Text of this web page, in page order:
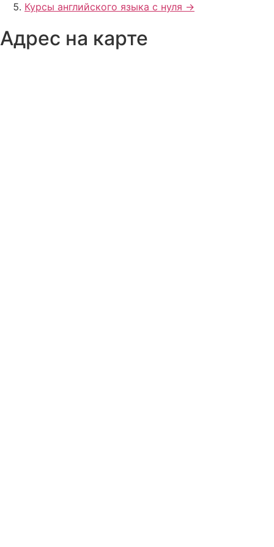
Курсы английского языка с нуля ->
Адрес на карте